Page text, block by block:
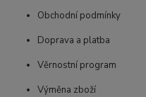
Obchodní podmínky
Doprava a platba
Věrnostní program
Výměna zboží